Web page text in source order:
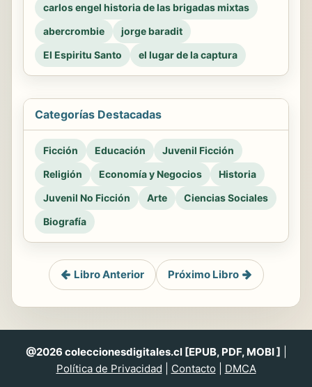
carlos engel historia de las brigadas mixtas
abercrombie
jorge baradit
El Espiritu Santo
el lugar de la captura
Categorías Destacadas
Ficción Educación
Juvenil Ficción
Religión
Economía y Negocios
Historia
Juvenil No Ficción
Arte
Ciencias Sociales
Biografía
Libro Anterior Próximo Libro
@2026 coleccionesdigitales.cl [EPUB, PDF, MOBI ]
Política de Privacidad
Contacto DMCA